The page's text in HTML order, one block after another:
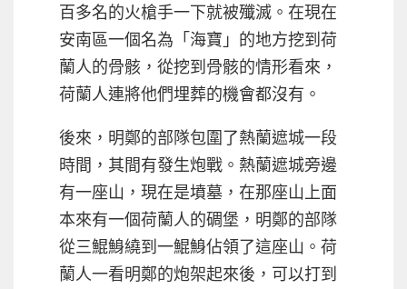
百多名的火槍手一下就被殲滅。在現在
安南區一個名為「海寶」的地方挖到荷
蘭人的骨骸，從挖到骨骸的情形看來，
荷蘭人連將他們埋葬的機會都沒有。
後來，明鄭的部隊包圍了熱蘭遮城一段
時間，其間有發生炮戰。熱蘭遮城旁邊
有一座山，現在是墳墓，在那座山上面
本來有一個荷蘭人的碉堡，明鄭的部隊
從三鯤鯓繞到一鯤鯓佔領了這座山。荷
蘭人一看明鄭的炮架起來後，可以打到